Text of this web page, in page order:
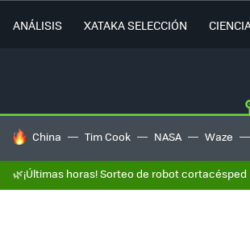
ANÁLISIS XATAKA SELECCIÓN
HOY SE HABLA DE
China Tim Cook NASA Waze
🌿¡Últimas horas! Sorteo de robot cortacésped